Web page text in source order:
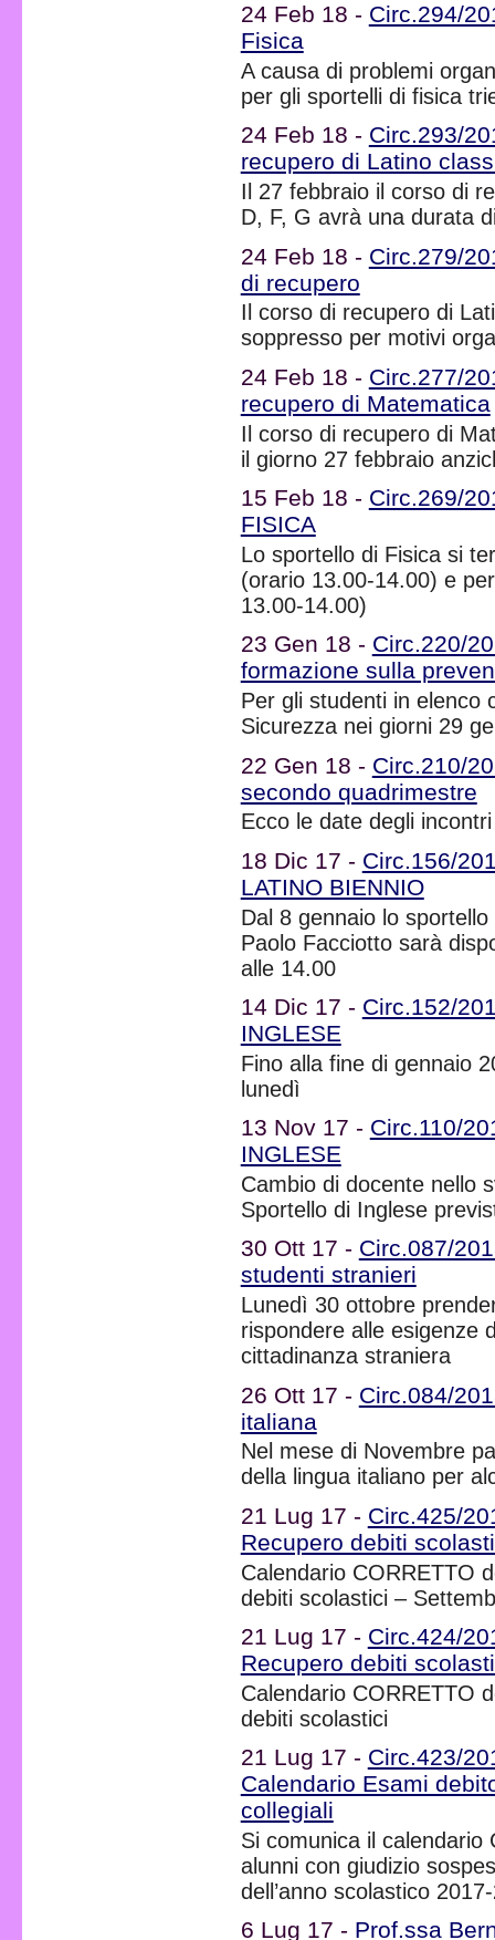
24 Feb 18 - Circ.294/
Fisica
A causa di problemi
per gli sportelli di fisica
24 Feb 18 - Circ.293/
recupero di Latino
Il 27 febbraio il corso di
D, F, G avrà una durata
24 Feb 18 - Circ.279/
di recupero
Il corso di recupero di
soppresso per motivi
24 Feb 18 - Circ.277/
recupero di Matematica
Il corso di recupero di
il giorno 27 febbraio
15 Feb 18 - Circ.269/
FISICA
Lo sportello di Fisica si
(orario 13.00-14.00) e
13.00-14.00)
23 Gen 18 - Circ.220/
formazione sulla
Per gli studenti in elenco
Sicurezza nei giorni 29
22 Gen 18 - Circ.210/
secondo quadrimestre
Ecco le date degli
18 Dic 17 - Circ.156/
LATINO BIENNIO
Dal 8 gennaio lo
Paolo Facciotto sarà
alle 14.00
14 Dic 17 - Circ.152/
INGLESE
Fino alla fine di gennaio
lunedì
13 Nov 17 - Circ.110/
INGLESE
Cambio di docente nello
Sportello di Inglese
30 Ott 17 - Circ.087/
studenti stranieri
Lunedì 30 ottobre
rispondere alle esigenze
cittadinanza straniera
26 Ott 17 - Circ.084/
italiana
Nel mese di Novembre
della lingua italiano per
21 Lug 17 - Circ.425/
Recupero debiti
Calendario CORRETTO
debiti scolastici –
21 Lug 17 - Circ.424/
Recupero debiti
Calendario CORRETTO
debiti scolastici
21 Lug 17 - Circ.423/
Calendario Esami
collegiali
Si comunica il calendario
alunni con giudizio
dell’anno scolastico
6 Lug 17 - Prof.ssa